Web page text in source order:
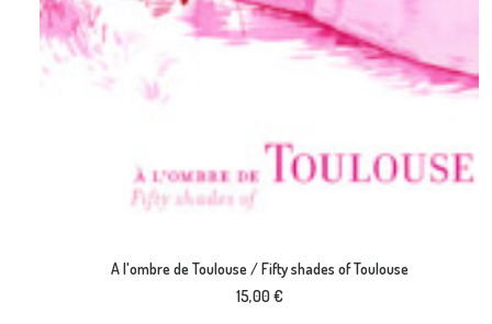
AJOUTER AU PANIER
A l'ombre de Toulouse / Fifty shades of Toulouse
15,00€